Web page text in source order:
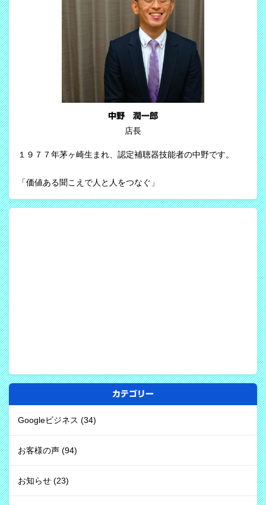
中野 潤一郎
店長
１９７７年茅ヶ崎生まれ、認定補聴器技能者の中野です。
「価値ある聞こえで人と人をつなぐ」
カテゴリー
Googleビジネス (34)
お客様の声 (94)
お知らせ (23)